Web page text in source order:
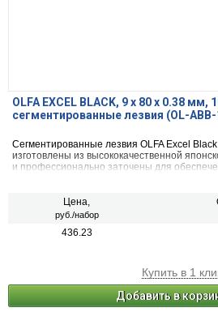
OLFA EXCEL BLACK, 9 х 80 х 0.38 мм,
сегментированные лезвия (OL-ABB-
Сегментированные лезвия OLFA Excel
изготовлены из высококачественной
и профессионально заточены для
Цена,
руб./набор
436.23
Купить в 1
Добавить в